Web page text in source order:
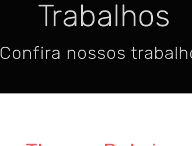
Trabalhos
Confira nossos